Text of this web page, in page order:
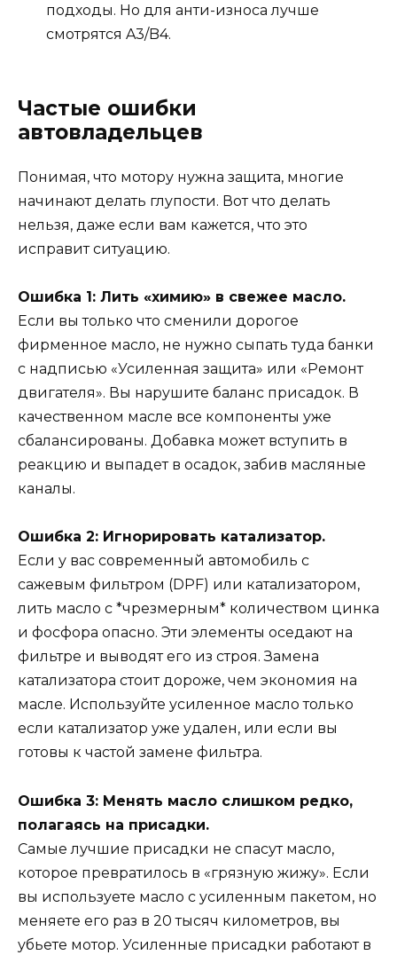
подходы. Но для анти-износа лучше
смотрятся A3/B4.
Частые ошибки
автовладельцев
Понимая, что мотору нужна защита, многие
начинают делать глупости. Вот что делать
нельзя, даже если вам кажется, что это
исправит ситуацию.
Ошибка 1: Лить «химию» в свежее масло.
Если вы только что сменили дорогое
фирменное масло, не нужно сыпать туда банки
с надписью «Усиленная защита» или «Ремонт
двигателя». Вы нарушите баланс присадок. В
качественном масле все компоненты уже
сбалансированы. Добавка может вступить в
реакцию и выпадет в осадок, забив масляные
каналы.
Ошибка 2: Игнорировать катализатор.
Если у вас современный автомобиль с
сажевым фильтром (DPF) или катализатором,
лить масло с *чрезмерным* количеством цинка
и фосфора опасно. Эти элементы оседают на
фильтре и выводят его из строя. Замена
катализатора стоит дороже, чем экономия на
масле. Используйте усиленное масло только
если катализатор уже удален, или если вы
готовы к частой замене фильтра.
Ошибка 3: Менять масло слишком редко,
полагаясь на присадки.
Самые лучшие присадки не спасут масло,
которое превратилось в «грязную жижу». Если
вы используете масло с усиленным пакетом, но
меняете его раз в 20 тысяч километров, вы
убьете мотор. Усиленные присадки работают в